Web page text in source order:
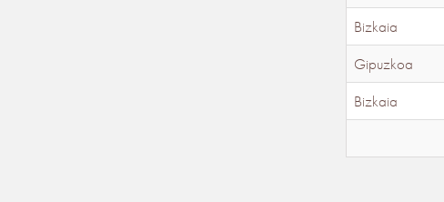
Bizkaia
Gipuzkoa
Bizkaia